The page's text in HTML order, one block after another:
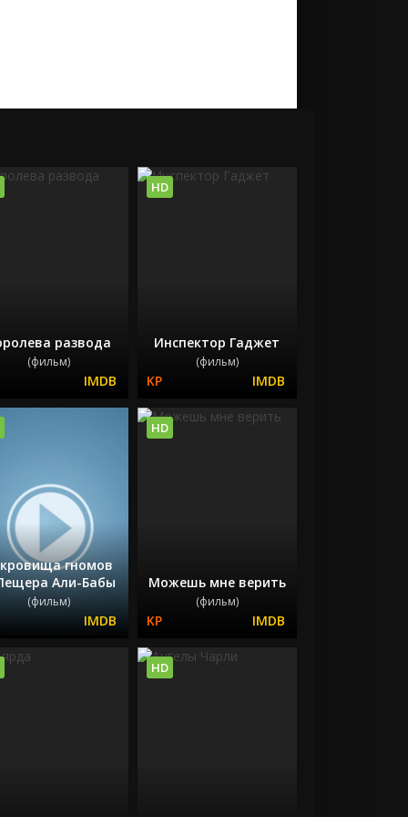
развода
(фильм)
Инспектор Гаджет
(фильм)
HD
гномов
Али-Бабы
(фильм)
Можешь мне верить
(фильм)
HD
HD